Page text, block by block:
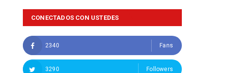
CONECTADOS CON USTEDES
2340 Fans
3290 Followers